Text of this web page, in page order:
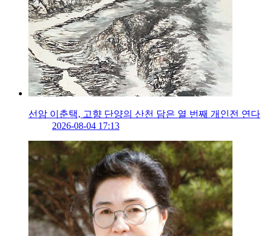
선암 이춘택, 고향 단양의 산천 담은 열 번째 개인전 연다
2026-08-04 17:13